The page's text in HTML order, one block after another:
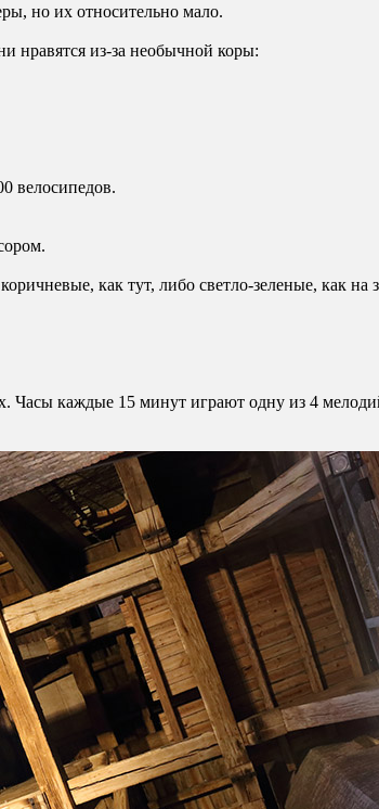
но их относительно мало.
нравятся из-за необычной коры:
велосипедов.
как тут, либо светло-зеленые, как на
Часы каждые 15 минут играют одну из 4